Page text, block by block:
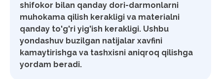
shifokor bilan qanday dori-darmonlarni
muhokama qilish kerakligi va materialni
qanday to'g'ri yig'ish kerakligi. Ushbu
yondashuv buzilgan natijalar xavfini
kamaytirishga va tashxisni aniqroq qilishga
yordam beradi.